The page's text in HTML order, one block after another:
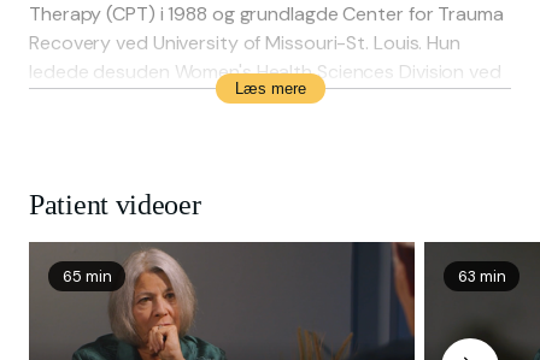
Therapy (CPT) i 1988 og grundlagde Center for Trauma
Recovery ved University of Missouri-St. Louis. Hun
ledede desuden Women's Health Sciences Division ved
National Center for PTSD i ti år. Dr. Resick har
og ABCT og har modtaget adskillige priser for sin
forskning og sit mentorarbejde, herunder Lifetime
Achievement Awards fra APA Division 56, ISTSS og
ABCT.
Læs mere
Patient videoer
65 min 63 min